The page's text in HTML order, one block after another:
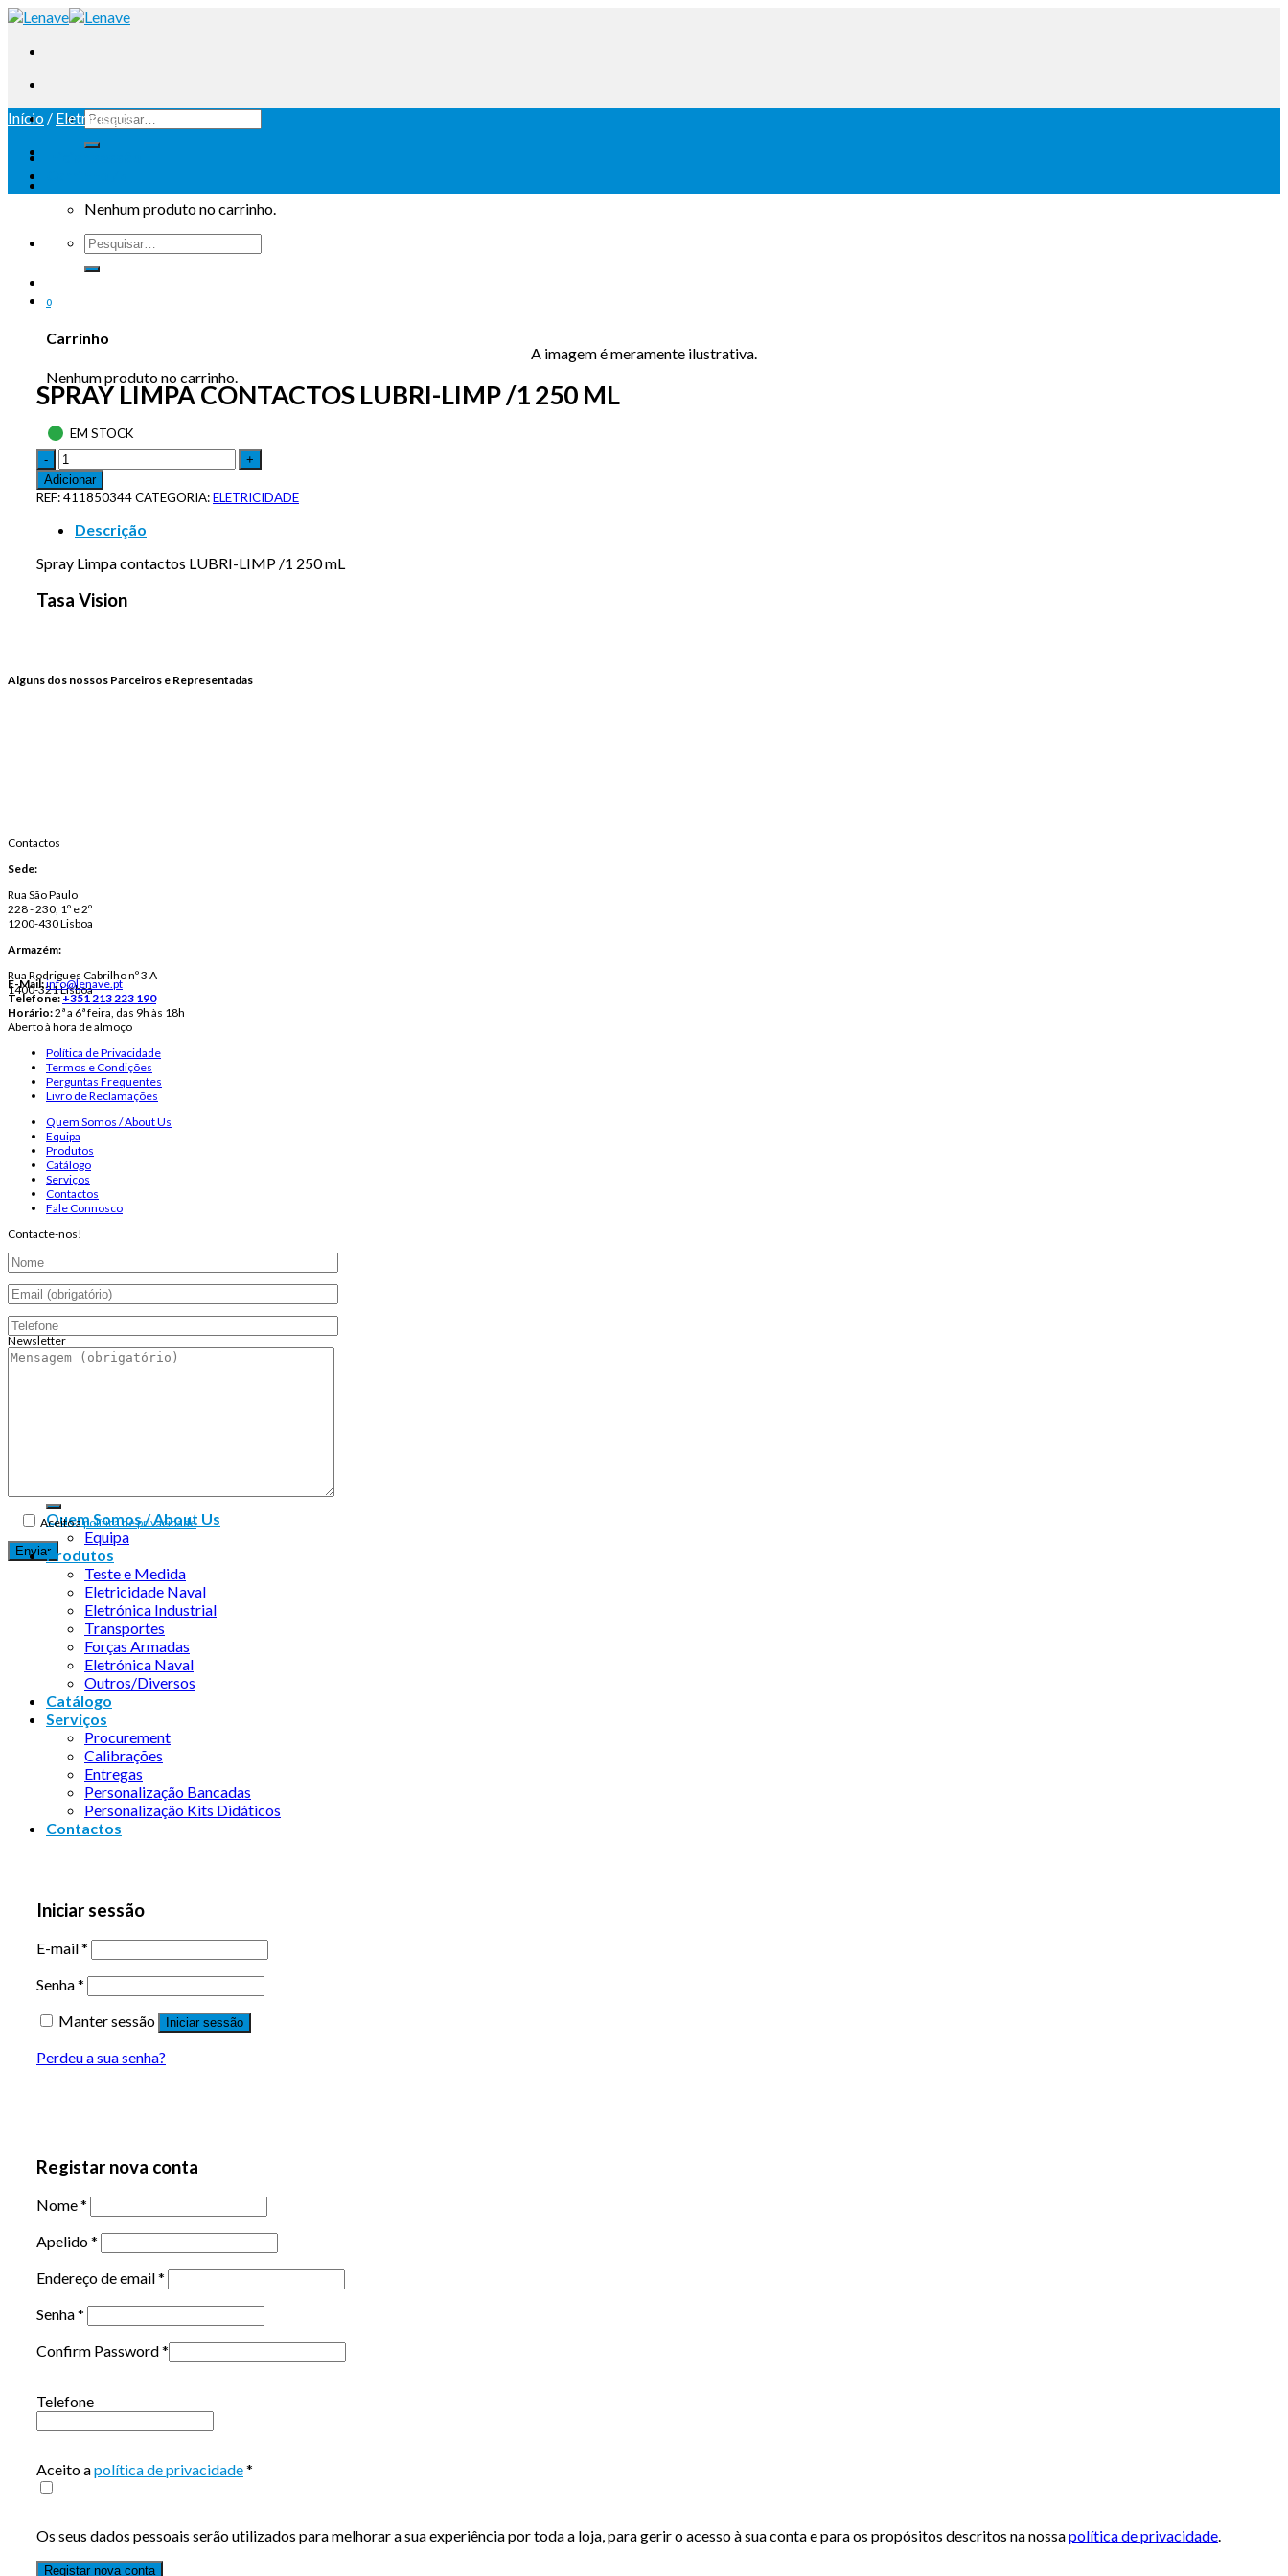
Nenhum produto no carrinho.
0
Carrinho
Nenhum produto no carrinho.
Início / Eletricidade
A imagem é meramente ilustrativa.
SPRAY LIMPA CONTACTOS LUBRI-LIMP /1 250 ML
EM STOCK
Adicionar
REF:411850344CATEGORIA:ELETRICIDADE
Descrição
Spray Limpa contactos LUBRI-LIMP /1 250 mL
Tasa Vision
Alguns dos nossos Parceiros e Representadas
Contactos
Sede:
Rua São Paulo
228 - 230, 1º e 2º
1200-430 Lisboa
Armazém:
Rua Rodrigues Cabrilho nº 3 A
1400-321 Lisboa
E-Mail:info@lenave.pt
Telefone:+351 213 223 190
Horário:2ª a 6ª feira, das 9h às 18h
Aberto à hora de almoço
Política de Privacidade
Termos e Condições
Perguntas Frequentes
Livro de Reclamações
Quem Somos / About Us
Equipa
Produtos
Catálogo
Serviços
Contactos
Fale Connosco
Contacte-nos!
Aceito apolítica de privacidade
Newsletter
Endereço de email:
Quem Somos / About Us
Equipa
Produtos
Teste e Medida
Eletricidade Naval
Eletrónica Industrial
Transportes
Forças Armadas
Eletrónica Naval
Outros/Diversos
Catálogo
Serviços
Procurement
Calibrações
Entregas
Personalização Bancadas
Personalização Kits Didáticos
Contactos
Iniciar sessão
E-mail*
Senha*
Manter sessão
Iniciar sessão
Perdeu a sua senha?
Registar nova conta
Nome*
Apelido*
Endereço de email*
Senha*
Confirm Password*
Telefone
Aceito apolítica de privacidade*
Os seus dados pessoais serão utilizados para melhorar a sua experiência por toda a loja, para gerir o acesso à sua conta e para os propósitos descritos na nossapolítica de privacidade.
Registar nova conta